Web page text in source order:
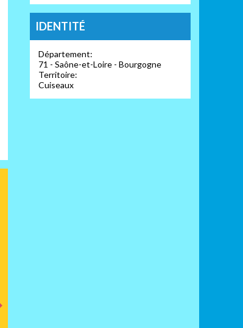
IDENTITÉ
Département:
71 - Saône-et-Loire - Bourgogne
Territoire:
Cuiseaux